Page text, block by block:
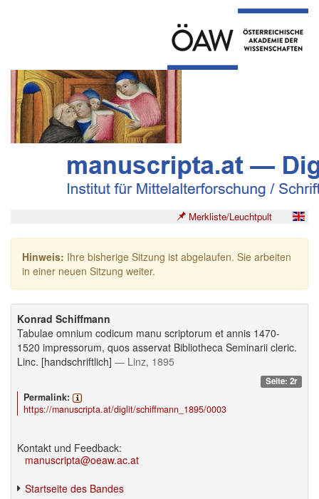
Merkliste/Leuchtpult
Hinweis: Ihre bisherige Sitzung ist abgelaufen. Sie arbeiten
in einer neuen Sitzung weiter.
Konrad Schiffmann
Tabulae omnium codicum manu scriptorum et annis 1470-
1520 impressorum, quos asservat Bibliotheca Seminarii cleric.
Linc. [handschriftlich] — Linz, 1895
Seite: 2r
Permalink:
https://manuscripta.at/diglit/schiffmann_1895/0003
Kontakt und Feedback:
manuscripta@oeaw.ac.at
Startseite des Bandes